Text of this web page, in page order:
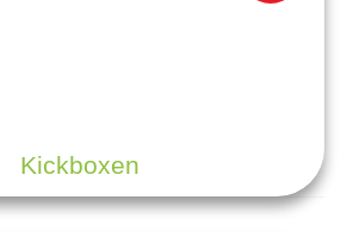
Kickboxen